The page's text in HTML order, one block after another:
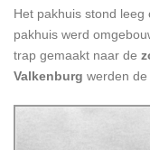
Het pakhuis stond
pakhuis werd
trap gemaakt naar de
Valkenburg werden de